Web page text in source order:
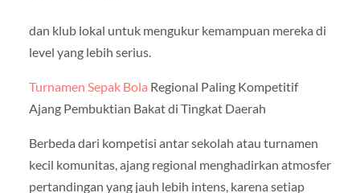
dan klub lokal untuk mengukur kemampuan mereka di
level yang lebih serius.
Turnamen Sepak Bola Regional Paling Kompetitif
Ajang Pembuktian Bakat di Tingkat Daerah
Berbeda dari kompetisi antar sekolah atau turnamen
kecil komunitas, ajang regional menghadirkan atmosfer
pertandingan yang jauh lebih intens, karena setiap